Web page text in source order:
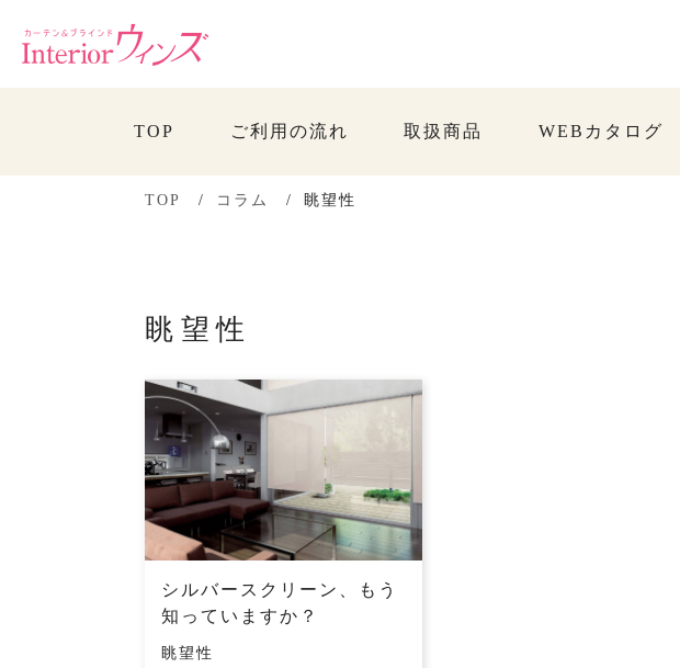
TOP ご利用の流れ 取扱商品 WEBカタログ
TOP コラム 眺望性
眺望性
シルバースクリーン、もう
知っていますか？
眺望性